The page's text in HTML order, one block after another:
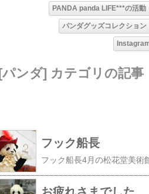
PANDA panda LIFE***の活動
パンダグッズコレクション
[パンダ] カテゴリの記事
フック船長